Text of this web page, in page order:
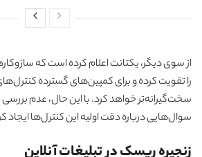
از سوی دیگر، یکتانت اعلام کرده است که
را تقویت کرده و برای کمپین‌های گسترده
سخت‌گیرانه‌تر خواهد کرد. با این حال، عدم بررسی
سوال‌هایی درباره دقت اولیه این کنترل‌ها ایجاد